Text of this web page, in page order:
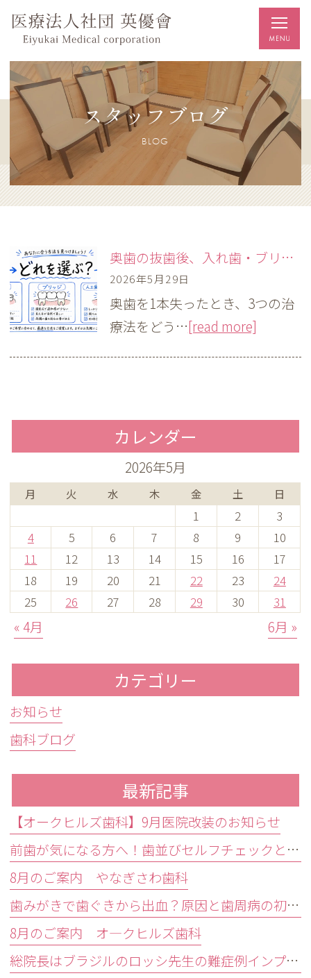
スタッフブログ
BLOG
奥歯の抜歯後、入れ歯・ブリッジ・人工歯根どっち？歯科医が徹底比較
2026年5月29日
奥歯を1本失ったとき、3つの治
療法をどう…[read more]
カレンダー
2026年5月
月 火 水 木 金 土 日
1 2
3
4
5 6 7 8 9
10
11
12 13 14 15 16
17
18
19 20 21 22 23
24
25
26 27 28 29 30 31
« 4月 6月 »
カテゴリー
お知らせ
歯科ブログ
最新記事
【オークヒルズ歯科】9月医院改装のお知らせ
前歯が気になる方へ！歯並びセルフチェックと治療が必要な目安
8月のご案内 やなぎさわ歯科
歯みがきで歯ぐきから出血？原因と歯周病の初期症状・受診目安を解説
8月のご案内 オ―クヒルズ歯科
総院長はブラジルのロッシ先生の難症例インプラントオペ研修会に参加しました。